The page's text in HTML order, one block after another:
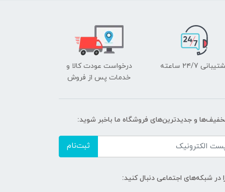
۲۴/7 ساعته
درخواست عودت کالا و
خدمات پس از فروش
و جدیدترین‌های فروشگاه ما باخبر شوید:
ثبت‌نام
در شبکه‌های اجتماعی دنبال کنید: